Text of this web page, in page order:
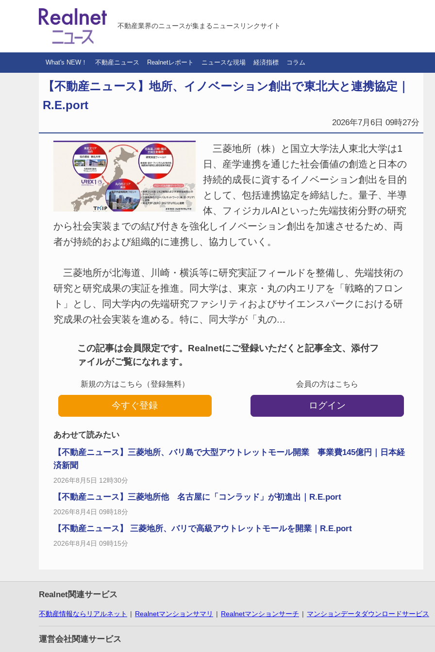
不動産業界のニュースが集まるニュースリンクサイト
What's NEW！ 不動産ニュース Realnetレポート ニュースな現場 経済指標 コラム
【不動産ニュース】地所、イノベーション創出で東北大と連携協定｜
R.E.port
2026年7月6日 09時27分
三菱地所（株）と国立大学法人東北大学は1
日、産学連携を通じた社会価値の創造と日本の
持続的成長に資するイノベーション創出を目的
として、包括連携協定を締結した。量子、半導
体、フィジカルAIといった先端技術分野の研究
から社会実装までの結び付きを強化しイノベーション創出を加速させるため、両
者が持続的および組織的に連携し、協力していく。
三菱地所が北海道、川崎・横浜等に研究実証フィールドを整備し、先端技術の
研究と研究成果の実証を推進。同大学は、東京・丸の内エリアを「戦略的フロン
ト」とし、同大学内の先端研究ファシリティおよびサイエンスパークにおける研
究成果の社会実装を進める。特に、同大学が「丸の...
この記事は会員限定です。Realnetにご登録いただくと記事全文、添付フ
ァイルがご覧になれます。
新規の方はこちら（登録無料）
今すぐ登録
会員の方はこちら
ログイン
あわせて読みたい
【不動産ニュース】三菱地所、バリ島で大型アウトレットモール開業 事業費145億円｜日本経
済新聞
2026年8月5日 12時30分
【不動産ニュース】三菱地所他 名古屋に「コンラッド」が初進出｜R.E.port
2026年8月4日 09時18分
【不動産ニュース】 三菱地所、バリで高級アウトレットモールを開業｜R.E.port
2026年8月4日 09時15分
Realnet関連サービス
不動産情報ならリアルネット Realnetマンションサマリ Realnetマンションサーチ マンションデータダウンロードサービス
運営会社関連サービス